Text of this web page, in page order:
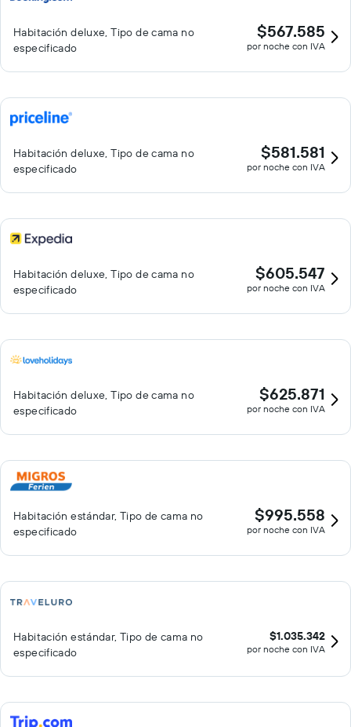
Habitación deluxe, Tipo de cama no
especificado
$567.585
por noche con IVA
Habitación deluxe, Tipo de cama no
especificado
$581.581
por noche con IVA
Habitación deluxe, Tipo de cama no
especificado
$605.547
por noche con IVA
Habitación deluxe, Tipo de cama no
especificado
$625.871
por noche con IVA
Habitación estándar, Tipo de cama no
especificado
$995.558
por noche con IVA
Habitación estándar, Tipo de cama no
especificado
$1.035.342
por noche con IVA